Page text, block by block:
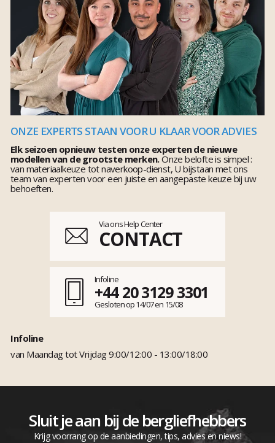
ONZE EXPERTS STAAN VOOR U KLAAR VOOR ADVIES
Elk seizoen opnieuw testen onze experten de nieuwe
modellen van de grootste merken.Onze belofte is simpel :
van materiaalkeuze tot naverkoop-dienst, U bijstaan met ons
team van experten voor een juiste en aangepaste keuze bij uw
behoeften.
Via ons Help Center
CONTACT
Infoline
+44 20 3129 3301
Gesloten op 14/07 en 15/08
Infoline
van Maandag tot Vrijdag 9:00/12:00 - 13:00/18:00
Sluit je aan bij de bergliefhebbers
Krijg voorrang op de aanbiedingen, tips, advies en niews!